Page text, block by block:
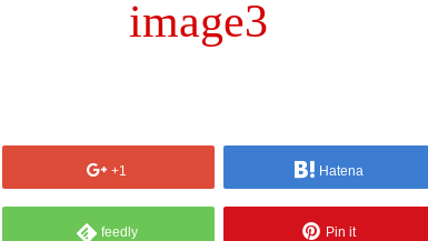
image3
+1 Hatena
feedly Pin it